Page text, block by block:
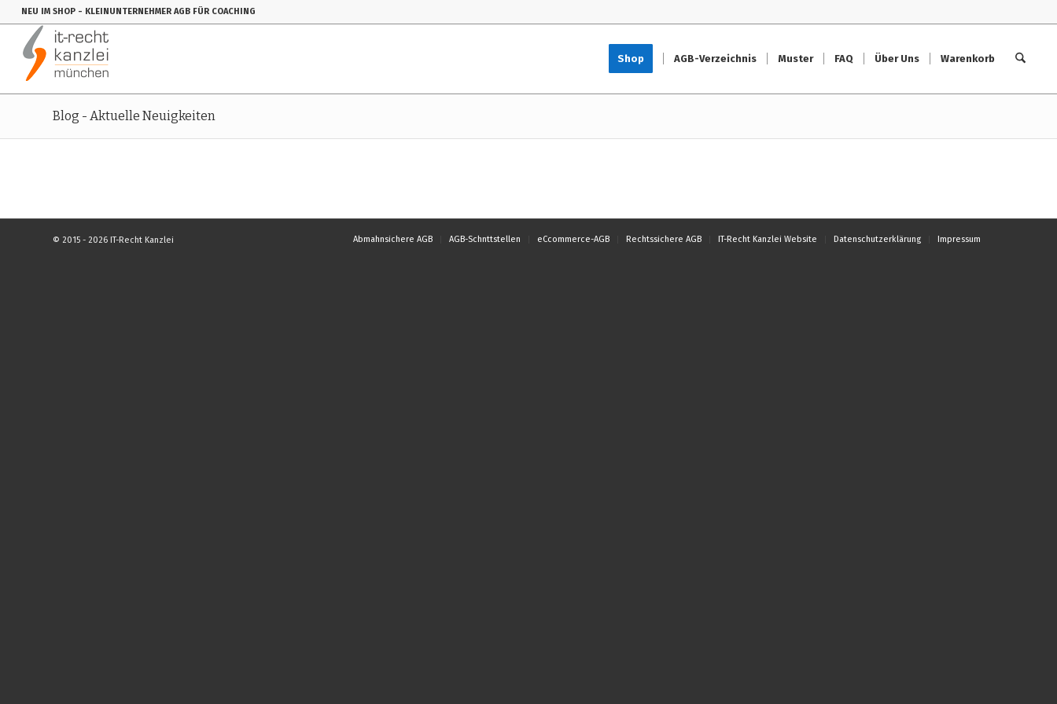
NEU IM SHOP - KLEINUNTERNEHMER AGB FÜR COACHING
Shop AGB-Verzeichnis Muster FAQ Über Uns Warenkorb
Blog - Aktuelle Neuigkeiten
© 2015 - 2026 IT-Recht Kanzlei Abmahnsichere AGB AGB-Schnttstellen eCcommerce-AGB Rechtssichere AGB IT-Recht Kanzlei Website Datenschutzerklärung Impressum